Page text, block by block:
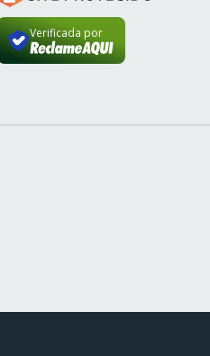
Verificada por